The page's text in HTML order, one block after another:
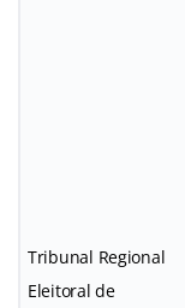
Tribunal Regional
Eleitoral de